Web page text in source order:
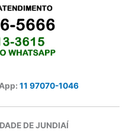
11 97070-1046
DE JUNDIAÍ